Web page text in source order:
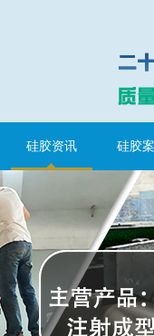
硅胶资讯 硅胶